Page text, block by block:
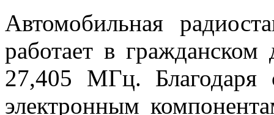
Автомобильная
работает в гражданском
27,405 МГц. Благодаря
электронным